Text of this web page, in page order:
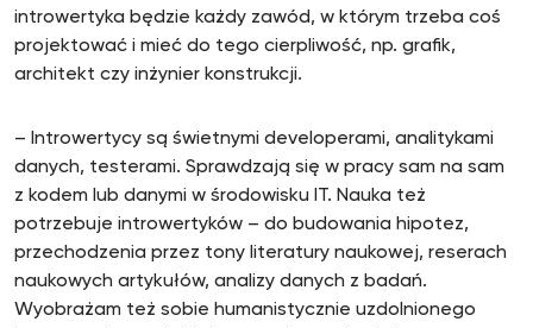
introwertyka będzie każdy zawód, w którym trzeba coś
projektować i mieć do tego cierpliwość, np. grafik,
architekt czy inżynier konstrukcji.
– Introwertycy są świetnymi developerami, analitykami
danych, testerami. Sprawdzają się w pracy sam na sam
z kodem lub danymi w środowisku IT. Nauka też
potrzebuje introwertyków – do budowania hipotez,
przechodzenia przez tony literatury naukowej, reserach
naukowych artykułów, analizy danych z badań.
Wyobrażam też sobie humanistycznie uzdolnionego